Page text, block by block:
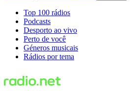
Top 100 rádios
Podcasts
Desporto ao vivo
Perto de você
Géneros musicais
Rádios por tema